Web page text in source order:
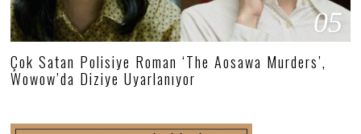
05
Çok Satan Polisiye Roman ‘The Aosawa Murders’,
Wowow’da Diziye Uyarlanıyor